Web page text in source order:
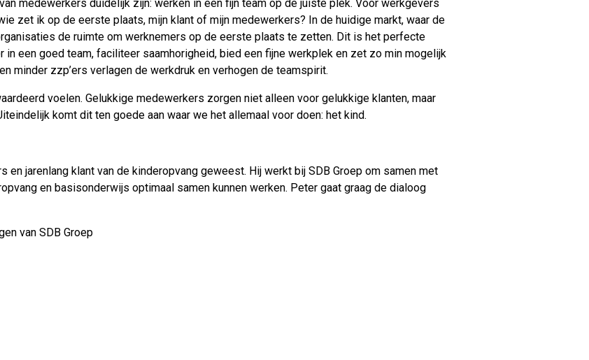
medewerkers duidelijk zijn: werken in een fijn team op de juiste plek. Voor werkgevers
zet ik op de eerste plaats, mijn klant of mijn medewerkers? In de huidige markt, waar de
de ruimte om werknemers op de eerste plaats te zetten. Dit is het perfecte
een goed team, faciliteer saamhorigheid, bied een fijne werkplek en zet zo min mogelijk
minder zzp’ers verlagen de werkdruk en verhogen de teamspirit.
voelen. Gelukkige medewerkers zorgen niet alleen voor gelukkige klanten, maar
komt dit ten goede aan waar we het allemaal voor doen: het kind.
en jarenlang klant van de kinderopvang geweest. Hij werkt bij SDB Groep om samen met
en basisonderwijs optimaal samen kunnen werken. Peter gaat graag de dialoog
van SDB Groep